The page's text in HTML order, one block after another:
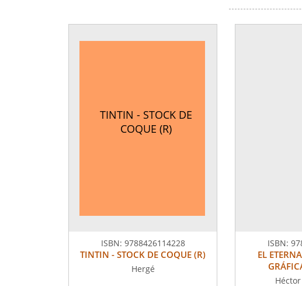
TINTIN - STOCK DE
COQUE (R)
ISBN: 9788426114228
TINTIN - STOCK DE COQUE (R)
Hergé
ISBN:
EL